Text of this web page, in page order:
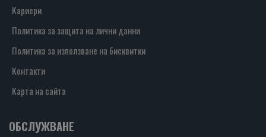
Кариери
Политика за защита на лични данни
Политика за използване на бисквитки
Контакти
Карта на сайта
ОБСЛУЖВАНЕ